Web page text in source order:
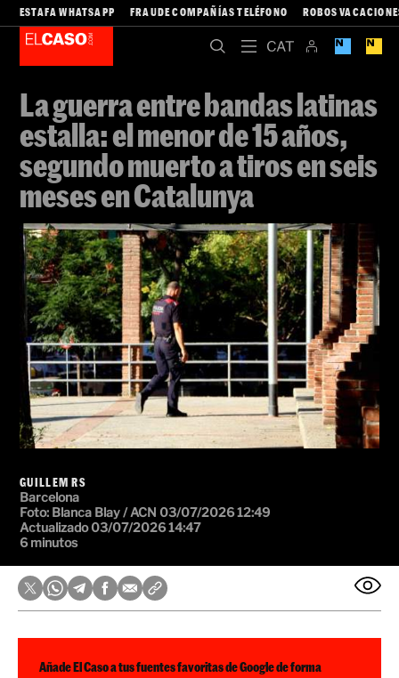
ESTAFA WHATSAPP FRAUDE COMPAÑÍAS TELÉFONO ROBOS
La guerra entre bandas latinas
estalla: el menor de 15 años,
segundo muerto a tiros en seis
meses en Catalunya
GUILLEM RS
Barcelona
Foto: Blanca Blay / ACN 03/07/2026 12:49
Actualizado 03/07/2026 14:47
6 minutos
Añade El Caso a tus fuentes favoritas de Google de forma